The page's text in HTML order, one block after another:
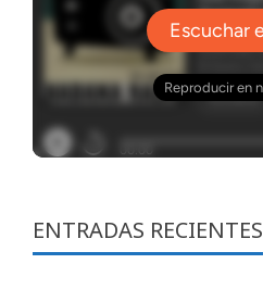
ENTRADAS RECIENTES